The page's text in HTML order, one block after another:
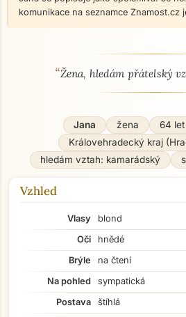
komunikace na seznamce Znamost.cz
O mně - seznamka profil
“Žena, hledám přátelský
Jana žena 64 let
Královehradecký kraj
hledám vztah: kamarádský
Vzhled
Vlasy
blond
Oči
hnědé
Brýle
na čtení
Na pohled
sympatická
Postava
štíhlá